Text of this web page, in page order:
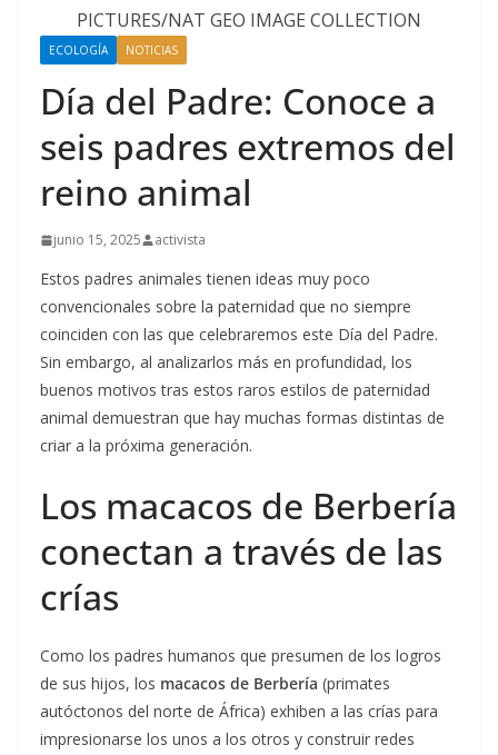
ECOLOGÍA NOTICIAS
Día del Padre: Conoce a
seis padres extremos del
reino animal
junio 15, 2025 activista
Estos padres animales tienen ideas muy poco
convencionales sobre la paternidad que no siempre
coinciden con las que celebraremos este Día del Padre.
Sin embargo, al analizarlos más en profundidad, los
buenos motivos tras estos raros estilos de paternidad
animal demuestran que hay muchas formas distintas de
criar a la próxima generación.
Los macacos de Berbería
conectan a través de las
crías
Como los padres humanos que presumen de los logros
de sus hijos, los macacos de Berbería (primates
autóctonos del norte de África) exhiben a las crías para
impresionarse los unos a los otros y construir redes